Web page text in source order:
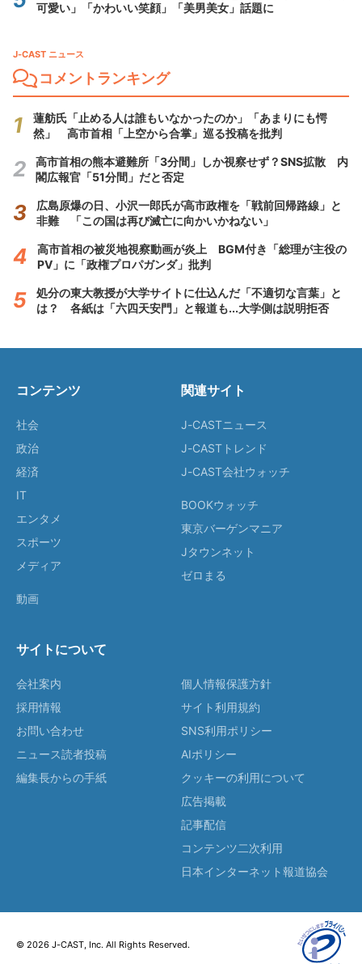
可愛い」「かわいい笑顔」「美男美女」話題に
J-CAST ニュース
コメントランキング
蓮舫氏「止める人は誰もいなかったのか」「あまりにも愕
然」 高市首相「上空から合掌」巡る投稿を批判
高市首相の熊本避難所「3分間」しか視察せず？SNS拡散 内
閣広報官「51分間」だと否定
広島原爆の日、小沢一郎氏が高市政権を「戦前回帰路線」と
非難 「この国は再び滅亡に向かいかねない」
高市首相の被災地視察動画が炎上 BGM付き「総理が主役の
PV」に「政権プロパガンダ」批判
処分の東大教授が大学サイトに仕込んだ「不適切な言葉」と
は？ 各紙は「六四天安門」と報道も...大学側は説明拒否
コンテンツ
社会
政治
経済
IT
エンタメ
スポーツ
メディア
動画
関連サイト
J-CASTニュース
J-CASTトレンド
J-CAST会社ウォッチ
BOOKウォッチ
東京バーゲンマニア
Jタウンネット
ゼロまる
サイトについて
会社案内
採用情報
お問い合わせ
ニュース読者投稿
編集長からの手紙
個人情報保護方針
サイト利用規約
SNS利用ポリシー
AIポリシー
クッキーの利用について
広告掲載
記事配信
コンテンツ二次利用
日本インターネット報道協会
© 2026 J-CAST, Inc. All Rights Reserved.